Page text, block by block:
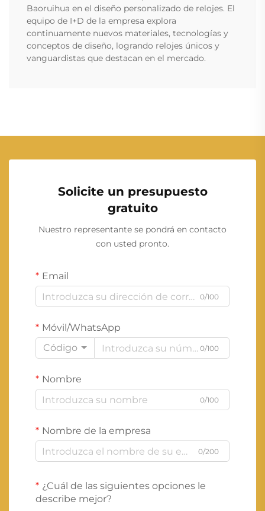
Baoruihua en el diseño personalizado de relojes. El
equipo de I+D de la empresa explora
continuamente nuevos materiales, tecnologías y
conceptos de diseño, logrando relojes únicos y
vanguardistas que destacan en el mercado.
Solicite un presupuesto
gratuito
Nuestro representante se pondrá en contacto
con usted pronto.
Email
0/100
Móvil/WhatsApp
Código
0/100
Nombre
0/100
Nombre de la empresa
0/200
¿Cuál de las siguientes opciones le
describe mejor?